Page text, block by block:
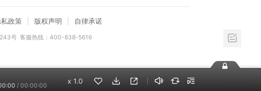
/ 00:00:00
x 1.0
政策 版权声明 自律承诺
号 客服热线：400-838-5616